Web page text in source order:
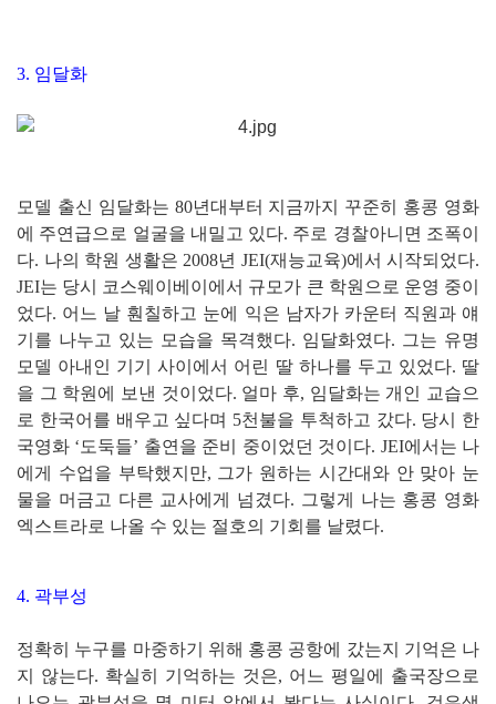
3. 임달화
모델 출신 임달화는 80년대부터 지금까지 꾸준히 홍콩 영화
에 주연급으로 얼굴을 내밀고 있다. 주로 경찰아니면 조폭이
다. 나의 학원 생활은 2008년 JEI(재능교육)에서 시작되었다.
JEI는 당시 코스웨이베이에서 규모가 큰 학원으로 운영 중이
었다. 어느 날 훤칠하고 눈에 익은 남자가 카운터 직원과 얘
기를 나누고 있는 모습을 목격했다. 임달화였다. 그는 유명
모델 아내인 기기 사이에서 어린 딸 하나를 두고 있었다. 딸
을 그 학원에 보낸 것이었다. 얼마 후, 임달화는 개인 교습으
로 한국어를 배우고 싶다며 5천불을 투척하고 갔다. 당시 한
국영화 ‘도둑들’ 출연을 준비 중이었던 것이다. JEI에서는 나
에게 수업을 부탁했지만, 그가 원하는 시간대와 안 맞아 눈
물을 머금고 다른 교사에게 넘겼다. 그렇게 나는 홍콩 영화
엑스트라로 나올 수 있는 절호의 기회를 날렸다.
4. 곽부성
정확히 누구를 마중하기 위해 홍콩 공항에 갔는지 기억은 나
지 않는다. 확실히 기억하는 것은, 어느 평일에 출국장으로